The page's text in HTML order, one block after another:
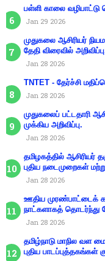
பள்ளி காலை வழிபாட்டு
Jan 29 2026
முதுகலை ஆசிரியர்
தேதி விரைவில்
Jan 28 2026
TNTET - தேர்ச்சி
Jan 28 2026
முதுகலைப் பட்டதாரி
முக்கிய அறிவிப்பு.
Jan 28 2026
தமிழகத்தில் ஆசிரியர்
புதிய நடைமுறைகள்
Jan 28 2026
ஊதிய முரண்பாட்டைக்
நாட்களாகத் தொடர்ந்து
Jan 28 2026
தமிழ்நாடு மாநில வள
புதிய பாடப்புத்தகங்கள்